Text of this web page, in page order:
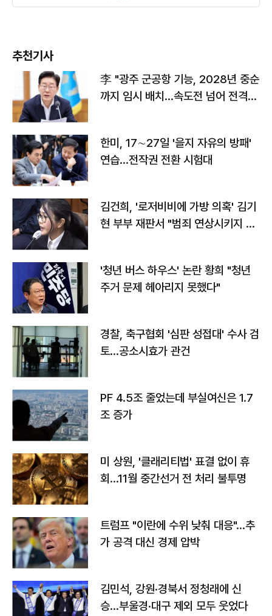
추천기사
李 "광주 군공항 기능, 2028년 중순
까지 임시 배치…속도전 넘어 전격
한미, 17∼27일 '을지 자유의 방패'
연습…전작권 전환 시험대
김건희, '로저비비에 가방 의혹' 김기
현 부부 재판서 "범죄 연상시키지 말
'청년 버스 하우스' 논란 황희 "청년
주거 문제 헤아리지 못했다"
경찰, 축구협회 '심판 성접대' 수사 검
토…공소시효가 관건
PF 4.5조 줄었는데 부실여신은 1.7
조 증가
미 상원, '클래리티법' 표결 없이 휴
회…11월 중간선거 전 처리 불투명
트럼프 "이란에 수위 낮춰 대응"…추
가 공격 대신 경제 압박
김민석, 강원·경북서 정청래에 신
승…부울경·대구 제외 모두 웃었다